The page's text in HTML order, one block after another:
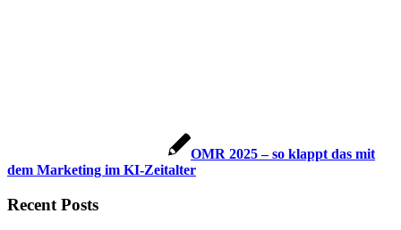
OMR 2025 – so klappt das mit
dem Marketing im KI-Zeitalter
Recent Posts